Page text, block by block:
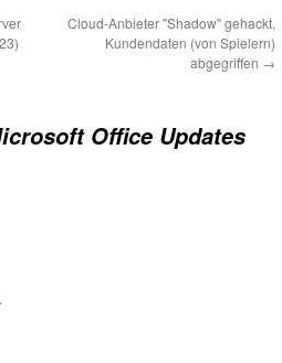
Cloud-Anbieter "Shadow" gehackt,
Kundendaten (von Spielern)
abgegriffen →
Office Updates